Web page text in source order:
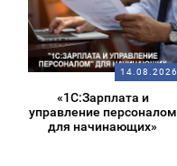
14.08.2026
«1С:Зарплата и
управление персоналом
для начинающих»